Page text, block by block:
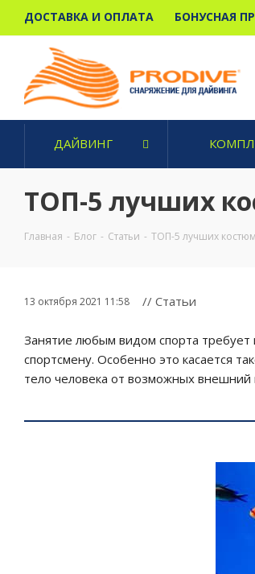
ДОСТАВКА И ОПЛАТА БОНУСНАЯ
ДАЙВИНГ
ТОП-5 лучших
Главная - Блог - Статьи - ТОП-5 лучших
13 октября 2021 11:58 // Статьи
Занятие любым видом спорта
спортсмену. Особенно это касается
тело человека от возможных